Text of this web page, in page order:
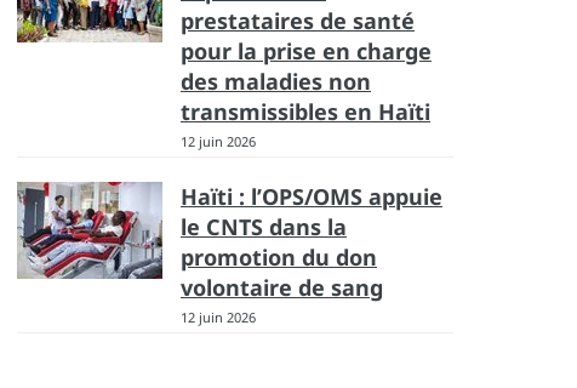
prestataires de santé
pour la prise en charge
des maladies non
transmissibles en Haïti
12 juin 2026
Haïti : l’OPS/OMS appuie
le CNTS dans la
promotion du don
volontaire de sang
12 juin 2026